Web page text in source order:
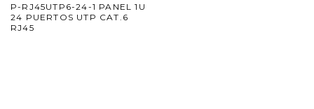
P-RJ45UTP6-24-1 PANEL 1U
24 PUERTOS UTP CAT.6
RJ45